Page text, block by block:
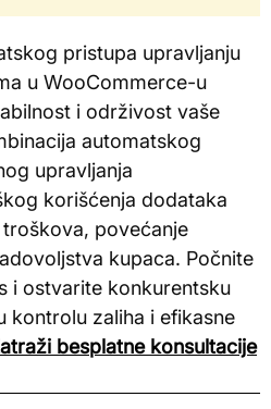
pristupa upravljanju
u WooCommerce-u
i održivost vaše
automatskog
upravljanja
korišćenja dodataka
povećanje
kupaca. Počnite
i ostvarite konkurentsku
kontrolu zaliha i efikasne
besplatne konsultacije